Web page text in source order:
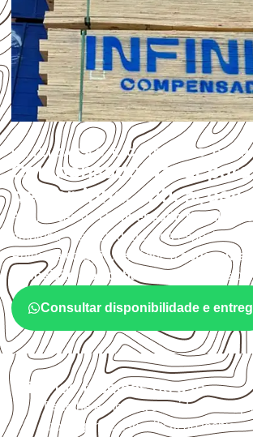
UTILIZAÇÃO E CUIDADOS DO
Compensado Naval para
de Serrinha: aplicações
A utilização doCompensado Naval
ambiente, da finalidade e da
Antes da cotação, verifique aespessura,
exposição e o acabamento
previstos
Consultar disponibilidade e
Critérios técnicos de uso
Escolha a medida considerando
montagem e especificação técnica.